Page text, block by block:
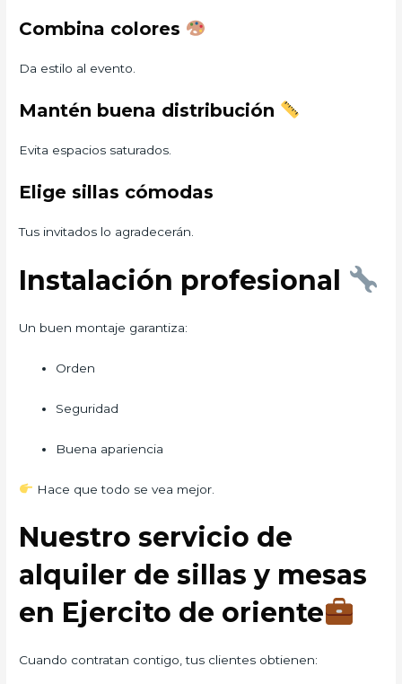
Combina colores
Da estilo al evento.
Mantén buena distribución
Evita espacios saturados.
Elige sillas cómodas
Tus invitados lo agradecerán.
Instalación profesional
Un buen montaje garantiza:
Orden
Seguridad
Buena apariencia
Hace que todo se vea mejor.
Nuestro servicio de
alquiler de sillas y mesas
en Ejercito de oriente
Cuando contratan contigo, tus clientes obtienen: